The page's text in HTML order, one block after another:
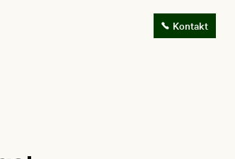
Kontakt